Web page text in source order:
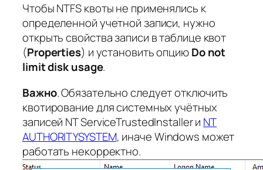
Чтобы NTFS квоты не применялись к
определенной учетной записи, нужно
открыть свойства записи в таблице квот
(Properties) и установить опциюDo not
limit disk usage.
Важно. Обязательно следует отключить
квотирование для системных учётных
записей NT ServiceTrustedInstaller и NT
AUTHORITYSYSTEM, иначе Windows может
работать некорректно.